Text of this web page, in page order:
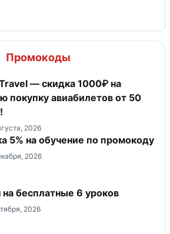
Промокоды
— скидка 1000₽ на
покупку авиабилетов от 50
2026
5% на обучение по промокоду
2026
на бесплатные 6 уроков
2026